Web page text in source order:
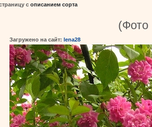
с описанием сорта
(Фото
Загружено на сайт: lena28